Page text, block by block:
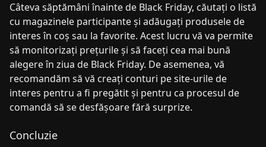
Câteva săptămâni înainte de Black Friday, căutați o listă
cu magazinele participante și adăugați produsele de
interes în coș sau la favorite. Acest lucru vă va permite
să monitorizați prețurile și să faceți cea mai bună
alegere în ziua de Black Friday. De asemenea, vă
recomandăm să vă creați conturi pe site-urile de
interes pentru a fi pregătit și pentru ca procesul de
comandă să se desfășoare fără surprize.
Concluzie